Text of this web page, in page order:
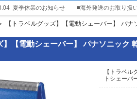
夏季休業のお知らせ ■海外発送のお取り扱
【トラベルグッズ】【電動シェーバー】 パ
】【電動シェーバー】 パナソニック
【トラベ
トシェーバ